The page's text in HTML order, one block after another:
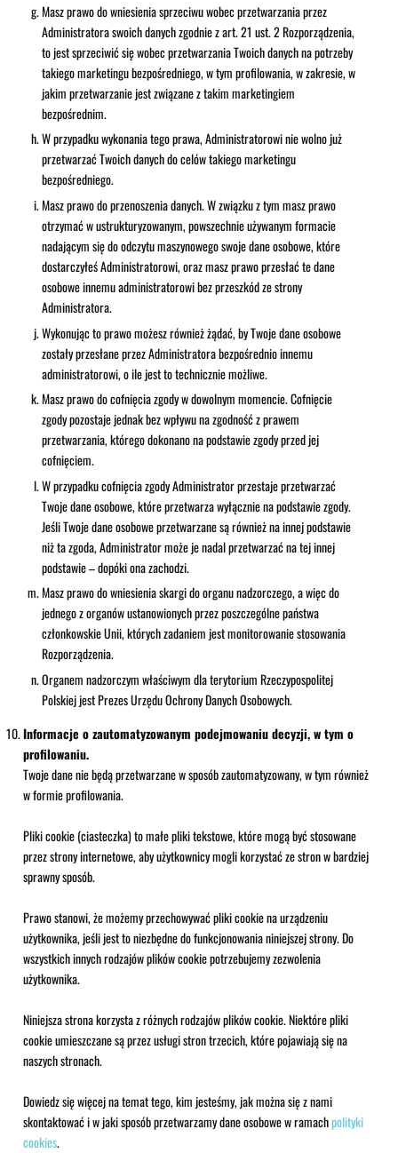
Masz prawo do wniesienia sprzeciwu wobec przetwarzania przez
Administratora swoich danych zgodnie z art. 21 ust. 2 Rozporządzenia,
to jest sprzeciwić się wobec przetwarzania Twoich danych na potrzeby
takiego marketingu bezpośredniego, w tym profilowania, w zakresie, w
jakim przetwarzanie jest związane z takim marketingiem
bezpośrednim.
W przypadku wykonania tego prawa, Administratorowi nie wolno już
przetwarzać Twoich danych do celów takiego marketingu
bezpośredniego.
Masz prawo do przenoszenia danych. W związku z tym masz prawo
otrzymać w ustrukturyzowanym, powszechnie używanym formacie
nadającym się do odczytu maszynowego swoje dane osobowe, które
dostarczyłeś Administratorowi, oraz masz prawo przesłać te dane
osobowe innemu administratorowi bez przeszkód ze strony
Administratora.
Wykonując to prawo możesz również żądać, by Twoje dane osobowe
zostały przesłane przez Administratora bezpośrednio innemu
administratorowi, o ile jest to technicznie możliwe.
Masz prawo do cofnięcia zgody w dowolnym momencie. Cofnięcie
zgody pozostaje jednak bez wpływu na zgodność z prawem
przetwarzania, którego dokonano na podstawie zgody przed jej
cofnięciem.
W przypadku cofnięcia zgody Administrator przestaje przetwarzać
Twoje dane osobowe, które przetwarza wyłącznie na podstawie zgody.
Jeśli Twoje dane osobowe przetwarzane są również na innej podstawie
niż ta zgoda, Administrator może je nadal przetwarzać na tej innej
podstawie – dopóki ona zachodzi.
Masz prawo do wniesienia skargi do organu nadzorczego, a więc do
jednego z organów ustanowionych przez poszczególne państwa
członkowskie Unii, których zadaniem jest monitorowanie stosowania
Rozporządzenia.
Organem nadzorczym właściwym dla terytorium Rzeczypospolitej
Polskiej jest Prezes Urzędu Ochrony Danych Osobowych.
Informacje o zautomatyzowanym podejmowaniu decyzji, w tym o
profilowaniu.
Twoje dane nie będą przetwarzane w sposób zautomatyzowany, w tym również
w formie profilowania.
Pliki cookie (ciasteczka) to małe pliki tekstowe, które mogą być stosowane
przez strony internetowe, aby użytkownicy mogli korzystać ze stron w bardziej
sprawny sposób.
Prawo stanowi, że możemy przechowywać pliki cookie na urządzeniu
użytkownika, jeśli jest to niezbędne do funkcjonowania niniejszej strony. Do
wszystkich innych rodzajów plików cookie potrzebujemy zezwolenia
użytkownika.
Niniejsza strona korzysta z różnych rodzajów plików cookie. Niektóre pliki
cookie umieszczane są przez usługi stron trzecich, które pojawiają się na
naszych stronach.
Dowiedz się więcej na temat tego, kim jesteśmy, jak można się z nami
skontaktować i w jaki sposób przetwarzamy dane osobowe w ramachpolityki
cookies.